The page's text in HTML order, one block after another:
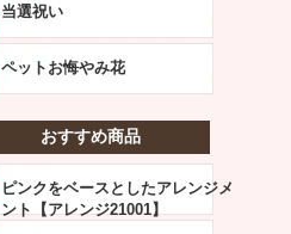
当選祝い
ペットお悔やみ花
おすすめ商品
ピンクをベースとしたアレンジメ
ント【アレンジ21001】